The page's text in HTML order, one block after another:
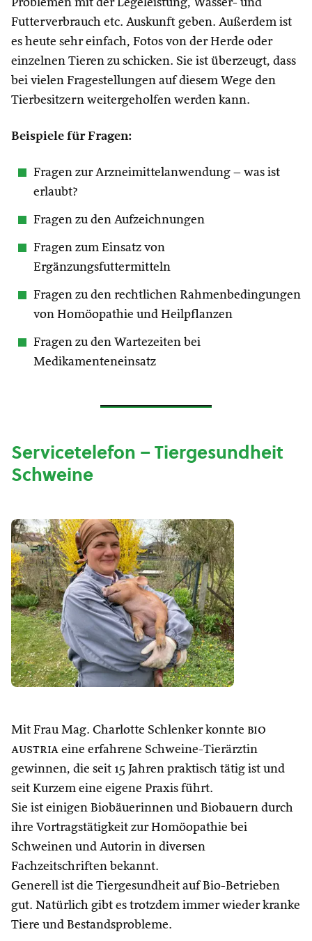
Problemen mit der Legeleistung, Wasser- und
Futterverbrauch etc. Auskunft geben. Außerdem ist
es heute sehr einfach, Fotos von der Herde oder
einzelnen Tieren zu schicken. Sie ist überzeugt, dass
bei vielen Fragestellungen auf diesem Wege den
Tierbesitzern weitergeholfen werden kann.
Beispiele für Fragen:
Fragen zur Arzneimittelanwendung – was ist
erlaubt?
Fragen zu den Aufzeichnungen
Fragen zum Einsatz von
Ergänzungsfuttermitteln
Fragen zu den rechtlichen Rahmenbedingungen
von Homöopathie und Heilpflanzen
Fragen zu den Wartezeiten bei
Medikamenteneinsatz
Servicetelefon – Tiergesundheit
Schweine
Mit Frau Mag. Charlotte Schlenker konnte bio
austria eine erfahrene Schweine-Tierärztin
gewinnen, die seit 15 Jahren praktisch tätig ist und
seit Kurzem eine eigene Praxis führt.
Sie ist einigen Biobäuerinnen und Biobauern durch
ihre Vortragstätigkeit zur Homöopathie bei
Schweinen und Autorin in diversen
Fachzeitschriften bekannt.
Generell ist die Tiergesundheit auf Bio-Betrieben
gut. Natürlich gibt es trotzdem immer wieder kranke
Tiere und Bestandsprobleme.